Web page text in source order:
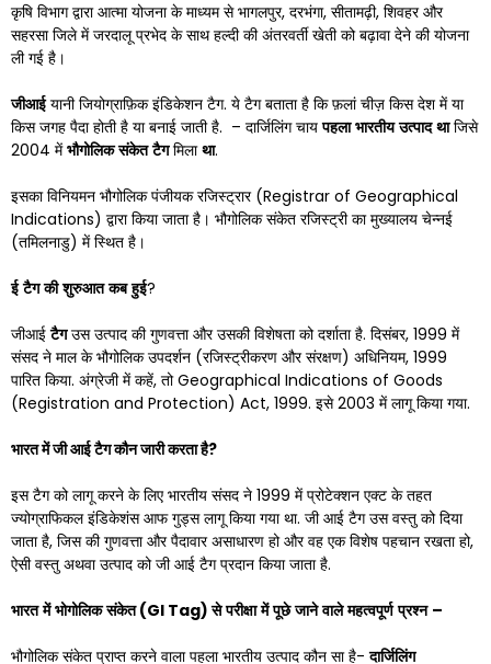
कृषि विभाग द्वारा आत्मा योजना के माध्यम से भागलपुर, दरभंगा, सीतामढ़ी, शिवहर और
सहरसा जिले में जरदालू प्रभेद के साथ हल्दी की अंतरवर्ती खेती को बढ़ावा देने की योजना
ली गई है।
जीआईयानी जियोग्राफ़िक इंडिकेशन टैग. ये टैग बताता है कि फ़लां चीज़ किस देश में या
किस जगह पैदा होती है या बनाई जाती है. – दार्जिलिंग चायपहला भारतीय उत्पाद थाजिसे
2004 मेंभौगोलिक संकेत टैगमिलाथा.
इसका विनियमन भौगोलिक पंजीयक रजिस्ट्रार (Registrar of Geographical
Indications) द्वारा किया जाता है। भौगोलिक संकेत रजिस्ट्री का मुख्यालय चेन्नई
(तमिलनाडु) में स्थित है।
ई टैग की शुरुआत कब हुई?
जीआईटैगउस उत्पाद की गुणवत्ता और उसकी विशेषता को दर्शाता है. दिसंबर, 1999 में
संसद ने माल के भौगोलिक उपदर्शन (रजिस्ट्रीकरण और संरक्षण) अधिनियम, 1999
पारित किया. अंग्रेजी में कहें, तो Geographical Indications of Goods
(Registration and Protection) Act, 1999. इसे 2003 में लागू किया गया.
भारत में जी आई टैग कौन जारी करता है?
इस टैग को लागू करने के लिए भारतीय संसद ने 1999 में प्रोटेक्शन एक्ट के तहत
ज्योग्राफिकल इंडिकेशंस आफ गुड्स लागू किया गया था. जी आई टैग उस वस्तु को दिया
जाता है, जिस की गुणवत्ता और पैदावार असाधारण हो और वह एक विशेष पहचान रखता हो,
ऐसी वस्तु अथवा उत्पाद को जी आई टैग प्रदान किया जाता है.
भारत में भोगोलिक संकेत(GI Tag)से परीक्षा में पूछे जाने वाले महत्वपूर्ण प्रश्न –
भौगोलिक संकेत प्राप्त करने वाला पहला भारतीय उत्पाद कौन सा है-दार्जिलिंग